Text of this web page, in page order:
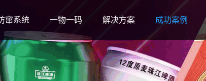
窜系统 一物一码 解决方案 成功案例